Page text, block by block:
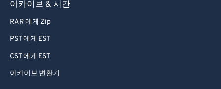
아카이브 & 시간
RAR 에게 Zip
PST 에게 EST
CST 에게 EST
아카이브 변환기